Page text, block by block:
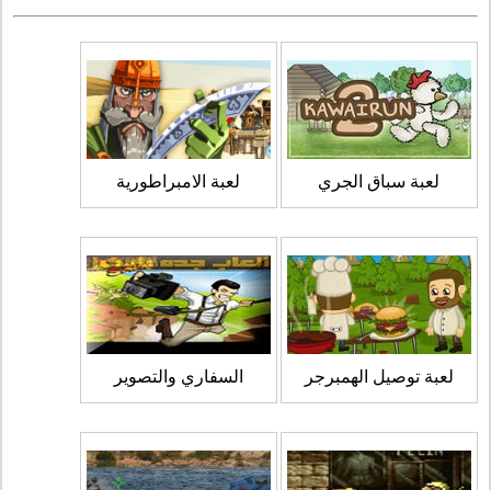
لعبة سباق الجري لعبة الامبراطورية
لعبة توصيل الهمبرجر السفاري والتصوير